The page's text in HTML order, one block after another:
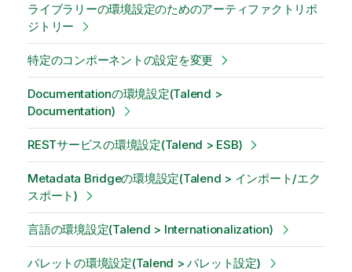
ライブラリーの環境設定のためのアーティファクトリポ
ジトリー
特定のコンポーネントの設定を変更
Documentationの環境設定(Talend >
Documentation)
RESTサービスの環境設定(Talend > ESB)
Metadata Bridgeの環境設定(Talend > インポート/エク
スポート)
言語の環境設定(Talend > Internationalization)
パレットの環境設定(Talend > パレット設定)